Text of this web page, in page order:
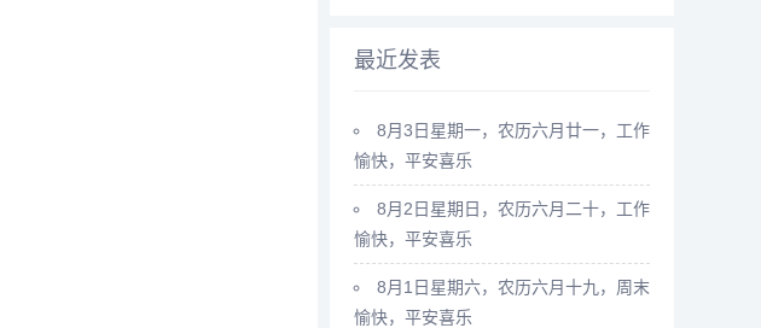
最近发表
8月3日星期一，农历六月廿一，工作
愉快，平安喜乐
8月2日星期日，农历六月二十，工作
愉快，平安喜乐
8月1日星期六，农历六月十九，周末
愉快，平安喜乐